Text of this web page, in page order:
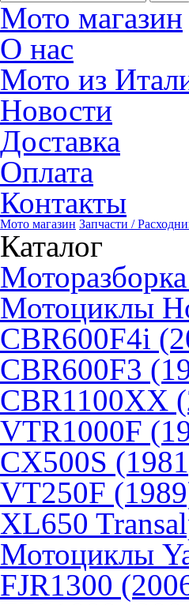
Мото магазин
О нас
Мото из
Новости
Доставка
Оплата
Контакты
Мото магазин Запчасти /
Каталог
Мотоциклы
CBR600F4i
CBR600F3
CBR1100XX
VTR1000F
CX500S
VT250F
XL650
Мотоциклы
FJR1300